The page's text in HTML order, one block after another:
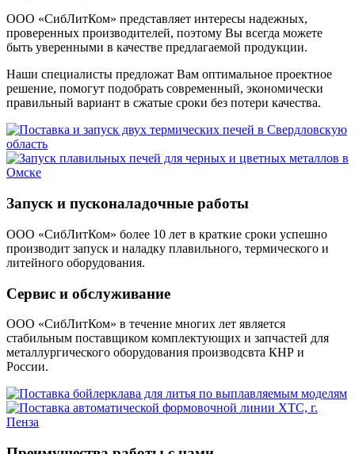
ООО «СибЛитКом» представляет интересы надежных,
проверенных производителей, поэтому Вы всегда можете
быть уверенными в качестве предлагаемой продукции.
Наши специалисты предложат Вам оптимальное проектное
решение, помогут подобрать современный, экономически
правильный вариант в сжатые сроки без потери качества.
Запуск и пусконаладочные работы
ООО «СибЛитКом» более 10 лет в краткие сроки успешно
производит запуск и наладку плавильного, термического и
литейного оборудования.
Сервис и обслуживание
ООО «СибЛитКом» в течение многих лет является
стабильным поставщиком комплектующих и запчастей для
металлургического оборудования производсвта КНР и
России.